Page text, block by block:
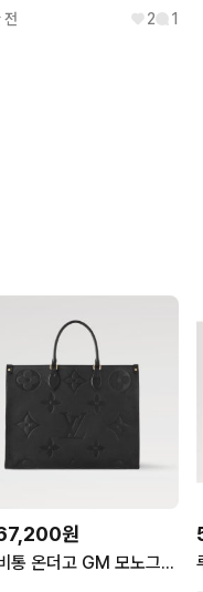
전 2 1
원
루이비통 온더고 GM 모노그램 앙프렝뜨 토트백 블랙 M44925 여성 토트겸숄더백 141440565